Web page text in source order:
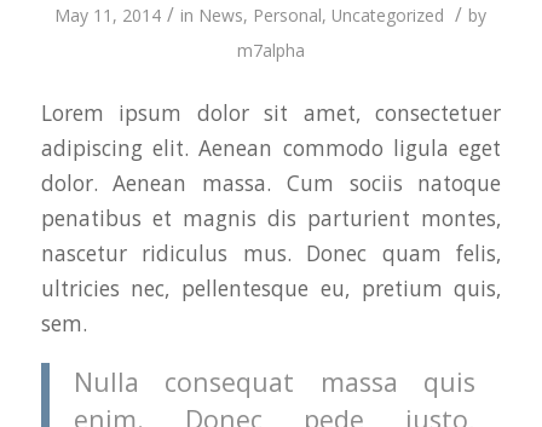
May 11, 2014 / in News, Personal, Uncategorized / by
m7alpha
Lorem ipsum dolor sit amet, consectetuer
adipiscing elit. Aenean commodo ligula eget
dolor. Aenean massa. Cum sociis natoque
penatibus et magnis dis parturient montes,
nascetur ridiculus mus. Donec quam felis,
ultricies nec, pellentesque eu, pretium quis,
sem.
Nulla consequat massa quis
enim. Donec pede justo,